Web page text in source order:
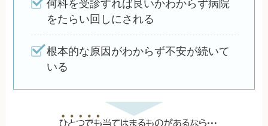
何科を受診すれば良いかわからず病院
をたらい回しにされる
根本的な原因がわからず不安が続いて
いる